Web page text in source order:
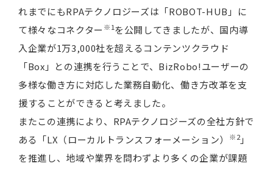
れまでにもRPAテクノロジーズは「ROBOT-HUB」に
て様々なコネクター ※1を公開してきましたが、国内導
入企業が1万3,000社を超えるコンテンツクラウド
「Box」との連携を行うことで、BizRobo!ユーザーの
多様な働き方に対応した業務自動化、働き方改革を支
援することができると考えました。
またこの連携により、RPAテクノロジーズの全社方針で
ある「LX（ローカルトランスフォーメーション）
※2」
を推進し、地域や業界を問わずより多くの企業が課題